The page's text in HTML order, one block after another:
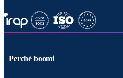
Perché boomi